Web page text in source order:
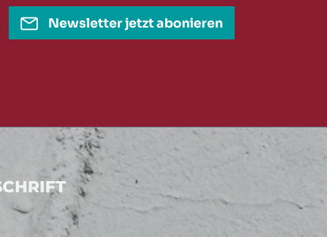
Newsletter jetzt abonieren